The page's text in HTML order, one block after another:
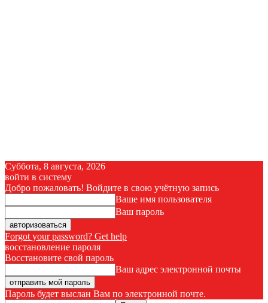
Суббота, 8 августа, 2026
войти в систему
Добро пожаловать! Войдите в свою учётную запись
Ваше имя пользователя
Ваш пароль
Forgot your password? Get help
восстановление пароля
Восстановите свой пароль
Ваш адрес электронной почты
Пароль будет выслан Вам по электронной почте.